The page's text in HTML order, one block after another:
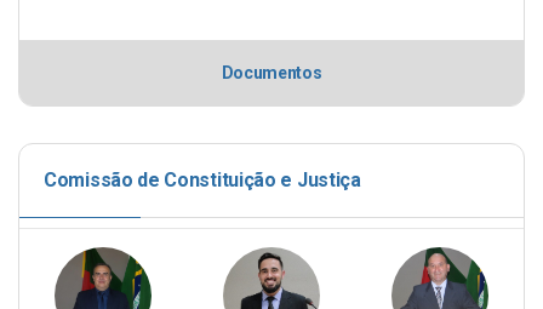
Documentos
Comissão de Constituição e Justiça